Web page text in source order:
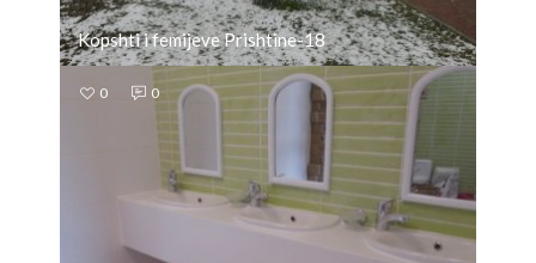
Kopshti i femijeve Prishtine-18
0 0